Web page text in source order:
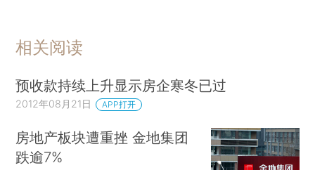
相关阅读
预收款持续上升显示房企寒冬已过
2012年08月21日 APP打开
房地产板块遭重挫 金地集团
跌逾7%